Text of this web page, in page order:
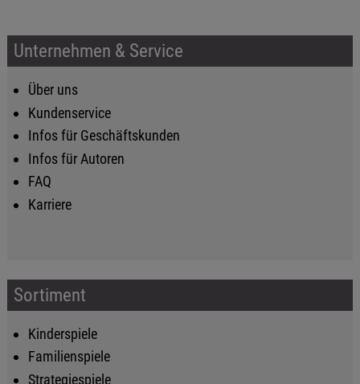
Unternehmen & Service
Über uns
Kundenservice
Infos für Geschäftskunden
Infos für Autoren
FAQ
Karriere
Sortiment
Kinderspiele
Familienspiele
Strategiespiele